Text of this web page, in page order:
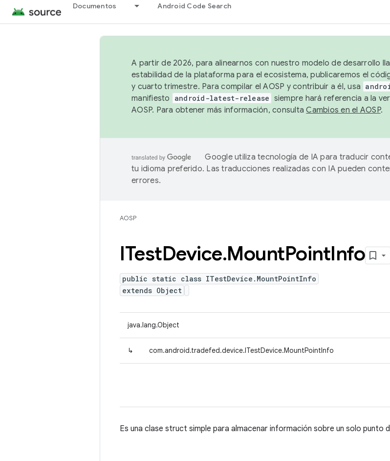
Documentos Android Code Search
A partir de 2026, para alinearnos con nuestro modelo de desarrollo
estabilidad de la plataforma para el ecosistema, publicaremos el
y cuarto trimestre. Para compilar el AOSP y contribuir a él, usa
manifiesto
android-latest-release siempre hará referencia a la
AOSP. Para obtener más información, consultaCambios en el AOSP.
Google utiliza tecnología de IA para traducir
tu idioma preferido. Las traducciones realizadas con IA pueden
errores.
AOSP
ITestDevice.MountPointInfo
public static class ITestDevice.MountPointInfo
extends Object
java.lang.Object
↳ com.android.tradefed.device.ITestDevice.MountPointInfo
Es una clase struct simple para almacenar información sobre un solo punto